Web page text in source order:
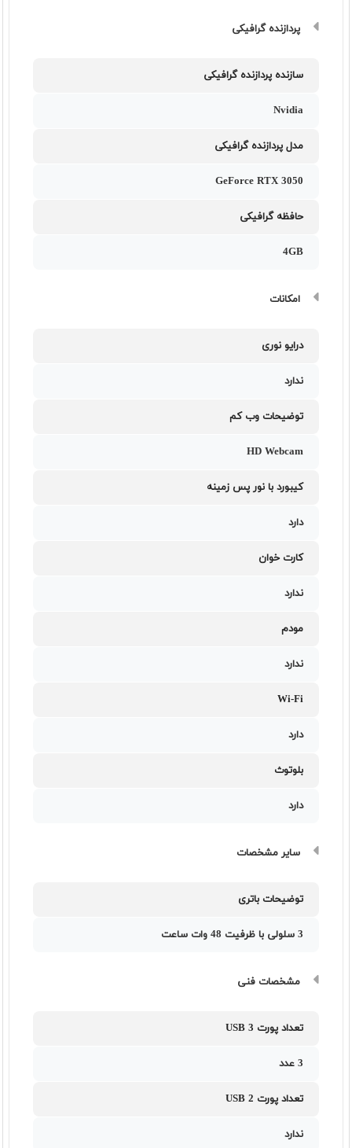
پردازنده گرافیکی
سازنده پردازنده گرافیکی
Nvidia
مدل پردازنده گرافیکی
GeForce RTX 3050
حافظه گرافیکی
4GB
امکانات
درایو نوری
ندارد
توضیحات وب کم
HD Webcam
کیبورد با نور پس زمینه
دارد
کارت خوان
ندارد
مودم
ندارد
Wi-Fi
دارد
بلوتوث
دارد
سایر مشخصات
توضیحات باتری
3 سلولی با ظرفیت 48 وات ساعت
مشخصات فنی
تعداد پورت USB 3
3 عدد
تعداد پورت USB 2
ندارد